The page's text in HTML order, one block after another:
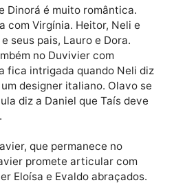
a Isaura que não vai deixar
Dinorá é muito romântica.
com Virgínia. Heitor, Neli e
no Duvivier com
fica intrigada quando Neli